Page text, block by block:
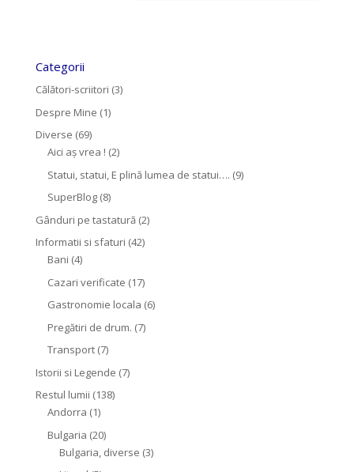
Categorii
Călători-scriitori (3)
Despre Mine (1)
Diverse (69)
Aici aș vrea ! (2)
Statui, statui, E plină lumea de statui…. (9)
SuperBlog(8)
Gânduri pe tastatură(2)
Informatii si sfaturi (42)
Bani (4)
Cazari verificate (17)
Gastronomie locala (6)
Pregătiri de drum. (7)
Transport(7)
Istorii si Legende (7)
Restul lumii (138)
Andorra (1)
Bulgaria (20)
Bulgaria, diverse (3)